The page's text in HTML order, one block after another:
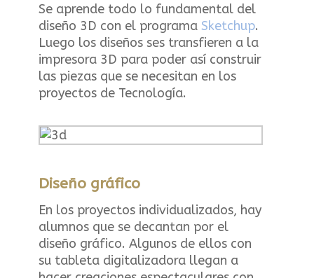
Se aprende todo lo fundamental del
diseño 3D con el programa Sketchup.
Luego los diseños ses transfieren a la
impresora 3D para poder así construir
las piezas que se necesitan en los
proyectos de Tecnología.
Diseño gráfico
En los proyectos individualizados, hay
alumnos que se decantan por el
diseño gráfico. Algunos de ellos con
su tableta digitalizadora llegan a